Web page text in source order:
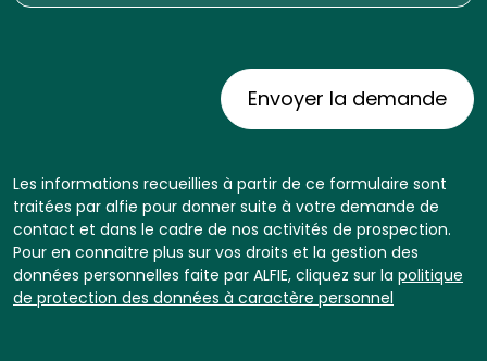
Les informations recueillies à partir de ce formulaire sont
traitées par alfie pour donner suite à votre demande de
contact et dans le cadre de nos activités de prospection.
Pour en connaitre plus sur vos droits et la gestion des
données personnelles faite par ALFIE, cliquez sur la politique
de protection des données à caractère personnel